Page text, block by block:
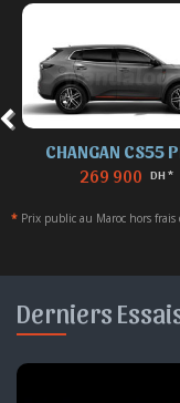
CHANGAN CS55
269 900 DH *
* Prix public au Maroc hors
Derniers